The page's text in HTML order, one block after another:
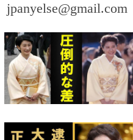
jpanyelse@gmail.com